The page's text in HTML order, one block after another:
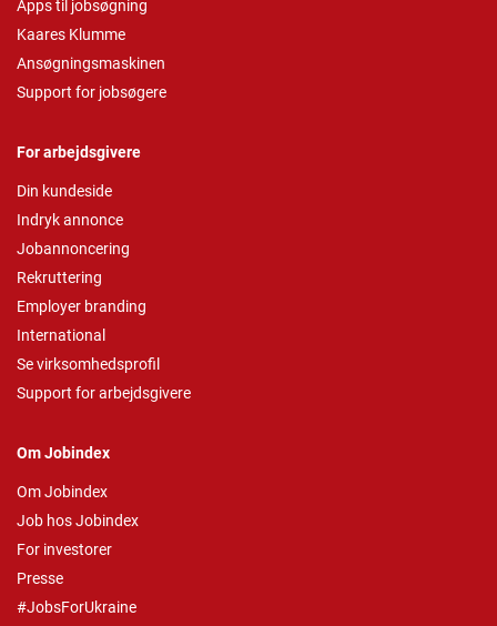
Apps til jobsøgning
Kaares Klumme
Ansøgningsmaskinen
Support for jobsøgere
For arbejdsgivere
Din kundeside
Indryk annonce
Jobannoncering
Rekruttering
Employer branding
International
Se virksomhedsprofil
Support for arbejdsgivere
Om Jobindex
Om Jobindex
Job hos Jobindex
For investorer
Presse
#JobsForUkraine